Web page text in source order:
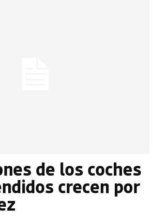
de los coches
crecen por